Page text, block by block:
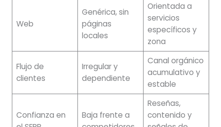
Web
Genérica, sin
páginas
locales
Orientada a
servicios
específicos y
zona
Flujo de
clientes
Irregular y
dependiente
Canal orgánico
acumulativo y
estable
Confianza en
Baja frente a
Reseñas,
contenido y